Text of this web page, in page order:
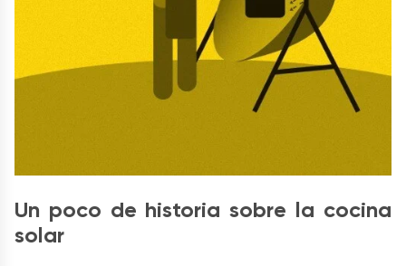
Un poco de historia sobre la cocina
solar